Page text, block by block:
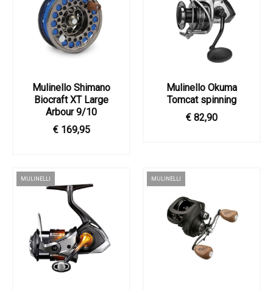
Mulinello Shimano
Biocraft XT Large
Arbour 9/10
€ 169,95
Mulinello Okuma
Tomcat spinning
€ 82,90
MULINELLI MULINELLI